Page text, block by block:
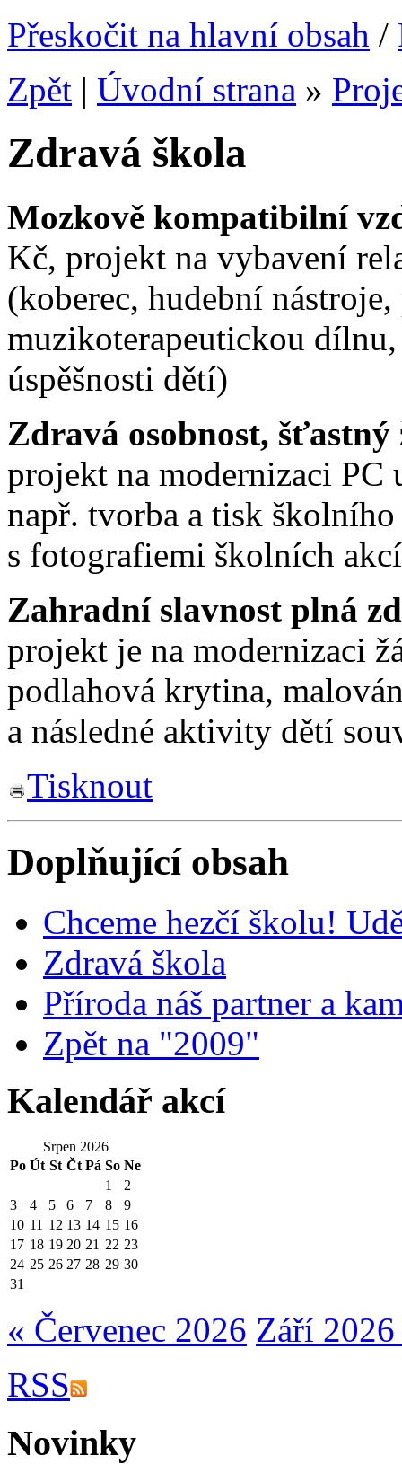
Přeskočit na hlavní obsah /
Zpět | Úvodní strana »
Zdravá škola
Mozkově kompatibilní
Kč, projekt na vybavení
(koberec, hudební
muzikoterapeutickou
úspěšnosti dětí)
Zdravá osobnost,
projekt na modernizaci
např. tvorba a tisk
s fotografiemi školních akcí
Zahradní slavnost plná
projekt je na modernizaci
podlahová krytina,
a následné aktivity dětí
Tisknout
Doplňující obsah
Chceme hezčí školu!
Zdravá škola
Příroda náš partner a
Zpět na "2009"
Kalendář akcí
Srpen 2026
Po Út St Čt Pá So Ne
1
2
3
4 5 6 7 8
9
10 11 12 13 14 15 16
17 18 19 20 21 22 23
24 25 26 27 28 29 30
31
« Červenec 2026 Září
RSS
Novinky